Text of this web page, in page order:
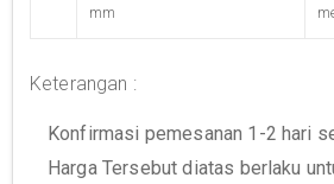
mm
Keterangan :
Konfirmasi pemesanan 1-2 hari
Harga Tersebut diatas berlaku